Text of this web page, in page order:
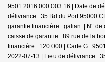
9501 2016 000 003 16 | Date de
délivrance : 35 Bd du Port 95000
garantie financière : galian. | N°
caisse de garantie : 89 rue de la
financière : 120 000 | Carte G :
2022-07-13 | Lieu de délivrance :